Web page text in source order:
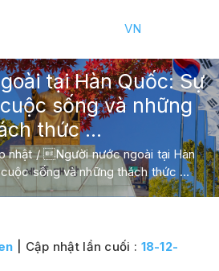
VN
tại Hàn Quốc: Sự
sống và những
thức …
nhật/Người nước ngoài tại Hàn
sống và những thách thức …
| Cập nhật lần cuối : 18-12-